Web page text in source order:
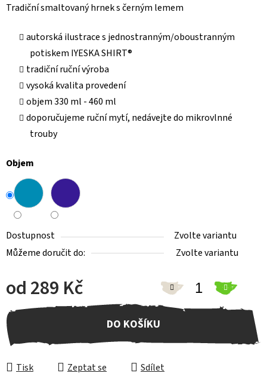
Tradiční smaltovaný hrnek s černým lemem
autorská ilustrace s jednostranným/oboustranným
potiskem IYESKA SHIRT®
tradiční ruční výroba
vysoká kvalita provedení
objem 330 ml - 460 ml
doporučujeme ruční mytí, nedávejte do mikrovlnné
trouby
Objem
Dostupnost
Zvolte variantu
Můžeme doručit do:
Zvolte variantu
od289 Kč
Měrná cena:
DO KOŠÍKU
Tisk Zeptat se Sdílet